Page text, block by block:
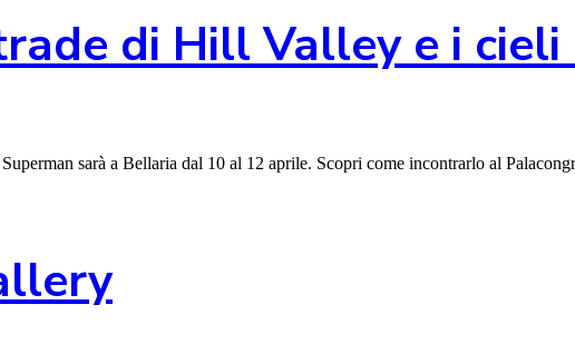
di Hill Valley e i
sarà a Bellaria dal 10 al 12 aprile. Scopri come incontrarlo al